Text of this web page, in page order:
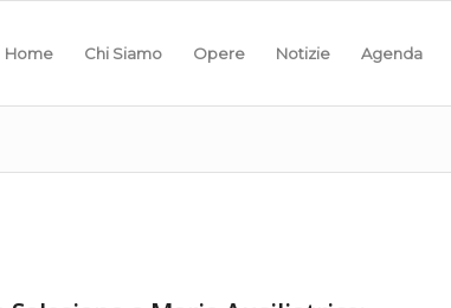
Home Chi Siamo Opere Notizie Agenda